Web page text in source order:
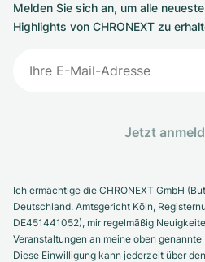
Melden Sie sich an, um alle
Highlights von CHRONEXT zu
Jetzt
Ich ermächtige die CHRONEXT GmbH
Deutschland. Amtsgericht Köln,
DE451441052), mir regelmäßig
Veranstaltungen an meine oben
Diese Einwilligung kann jederzeit über